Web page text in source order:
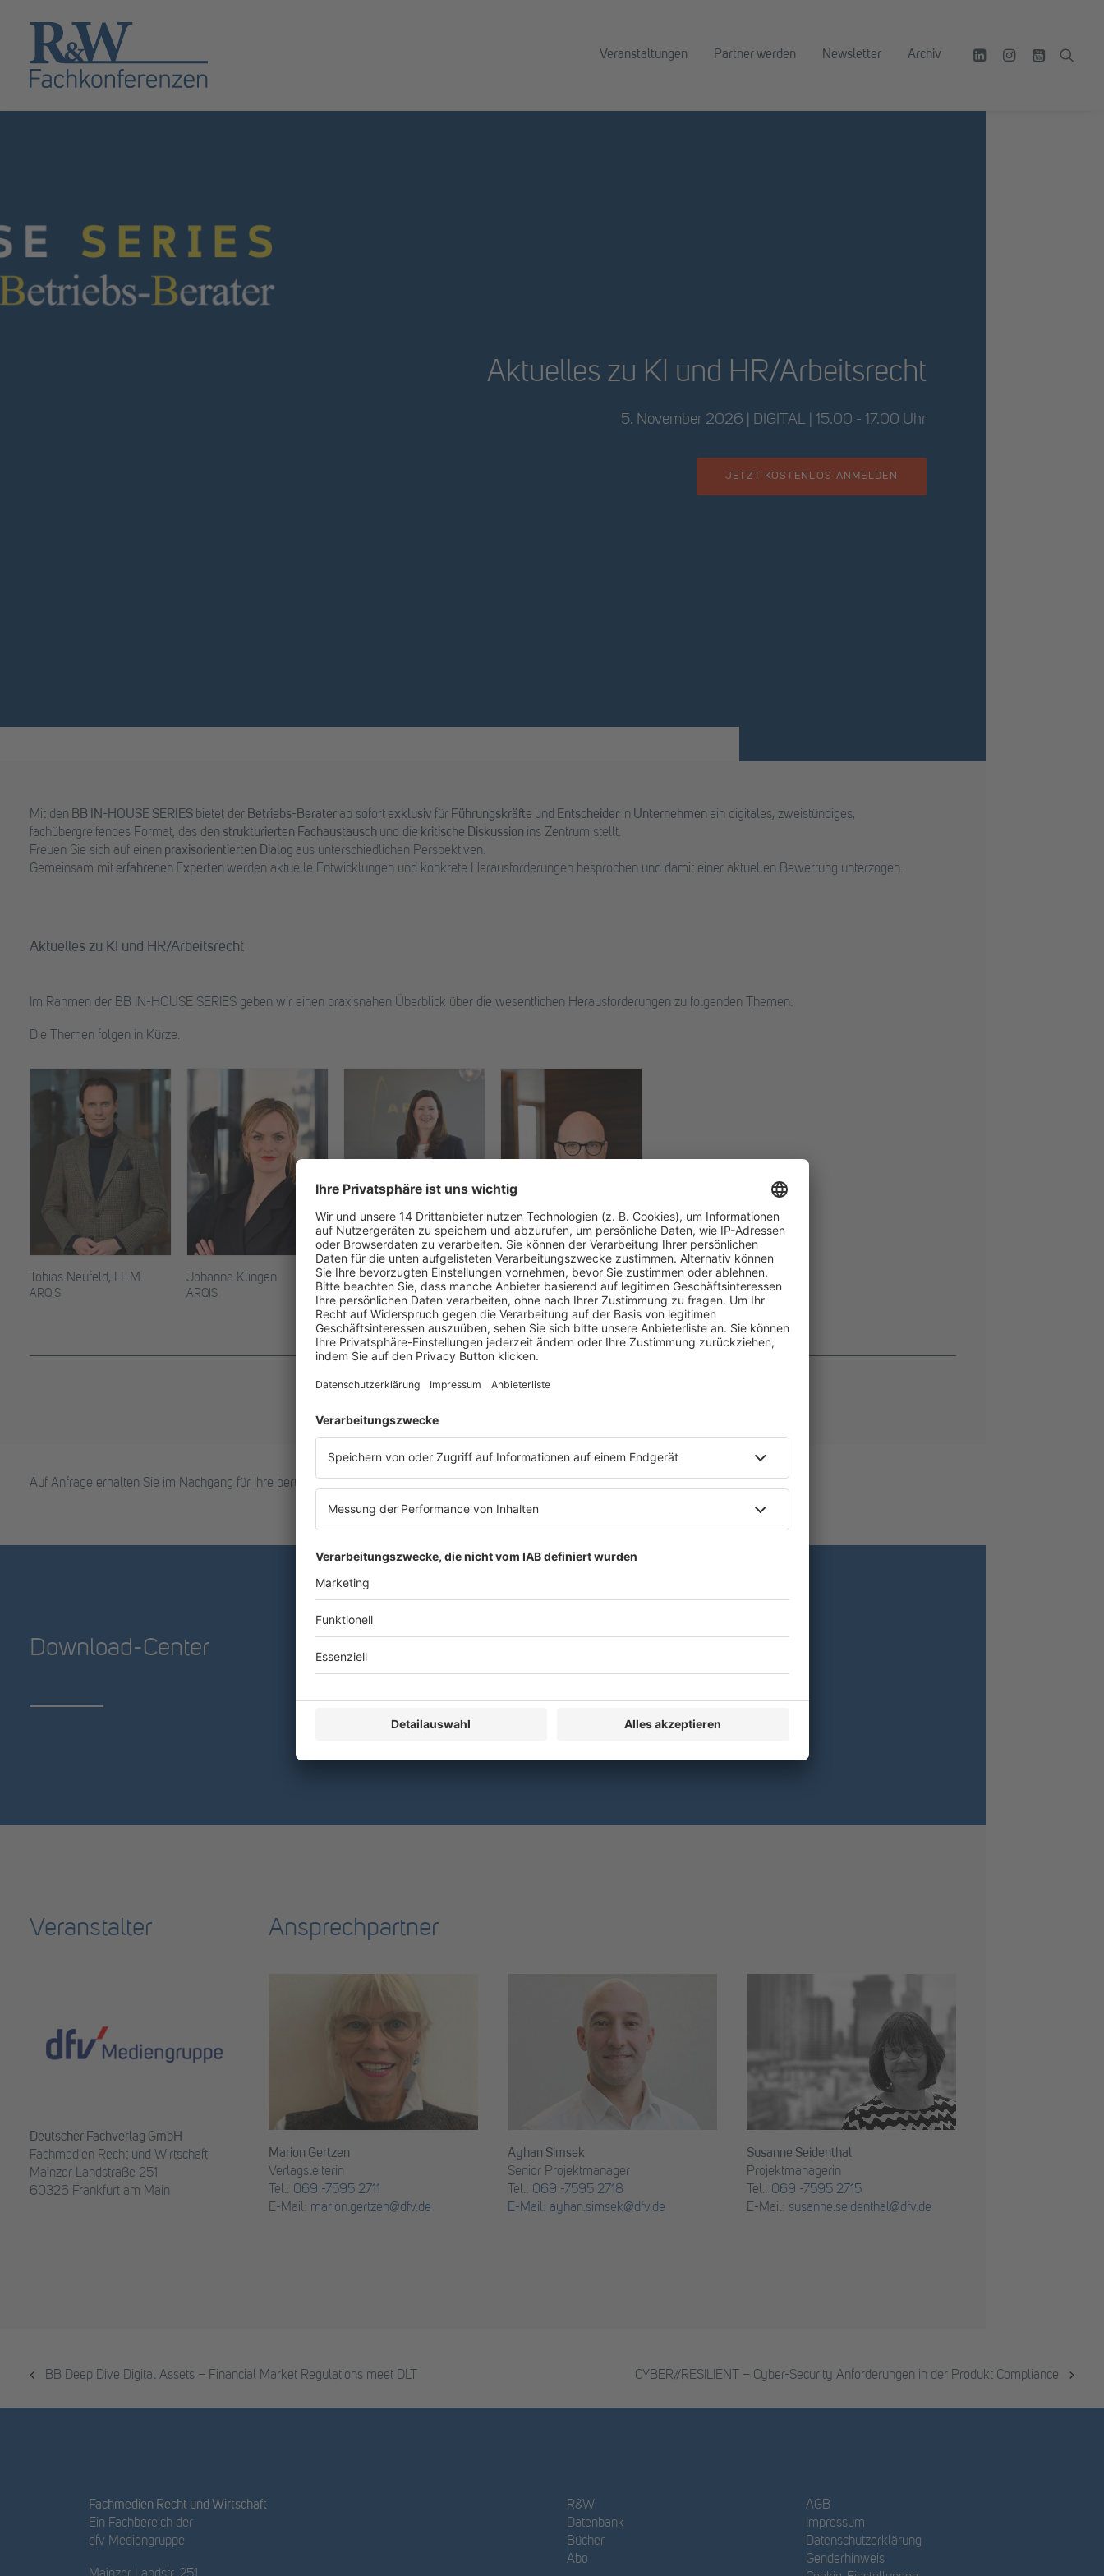
Veranstaltungen Partner werden Newsletter Archiv
Aktuelles zu KI und HR/Arbeitsrecht
5. November 2026 | DIGITAL | 15.00 - 17.00 Uhr
JETZT KOSTENLOS ANMELDEN
Mit den BB IN-HOUSE SERIES bietet der Betriebs-Berater ab sofort exklusiv für Führungskräfte und Entscheider in Unternehmen ein digitales, zweistündiges,
fachübergreifendes Format, das den strukturierten Fachaustausch und die kritische Diskussion ins Zentrum stellt.
Freuen Sie sich auf einen praxisorientierten Dialog aus unterschiedlichen Perspektiven.
Gemeinsam mit erfahrenen Experten werden aktuelle Entwicklungen und konkrete Herausforderungen besprochen und damit einer aktuellen Bewertung unterzogen.
Aktuelles zu KI und HR/Arbeitsrecht
Im Rahmen der BB IN-HOUSE SERIES geben wir einen praxisnahen Überblick über die wesentlichen Herausforderungen zu folgenden Themen:
Die Themen folgen in Kürze.
Tobias Neufeld, LL.M.
ARQIS
Johanna Klingen
ARQIS
Dr. Andrea Panzer-
Heemeier
ARQIS
Dr. Tim Oliver Weill
ARQIS
Auf Anfrage erhalten Sie im Nachgang für Ihre berufliche Weiterbildung eine Bescheinigung nach §15 FAO über zwei Stunden.
Download-Center
Veranstalter
Deutscher Fachverlag GmbH
Fachmedien Recht und Wirtschaft
Mainzer Landstraße 251
60326 Frankfurt am Main
Ansprechpartner
Marion Gertzen
Verlagsleiterin
Tel.: 069 -7595 2711
E-Mail: marion.gertzen@dfv.de
Ayhan Simsek
Senior Projektmanager
Tel.: 069 -7595 2718
E-Mail: ayhan.simsek@dfv.de
Susanne Seidenthal
Projektmanagerin
Tel.: 069 -7595 2715
E-Mail: susanne.seidenthal@dfv.de
BB Deep Dive Digital Assets – Financial Market Regulations meet DLT CYBER//RESILIENT – Cyber-Security Anforderungen in der Produkt Compliance
Fachmedien Recht und Wirtschaft
Ein Fachbereich der
dfv Mediengruppe
R&W
Datenbank
Bücher
Abo
AGB
Impressum
Datenschutzerklärung
Genderhinweis